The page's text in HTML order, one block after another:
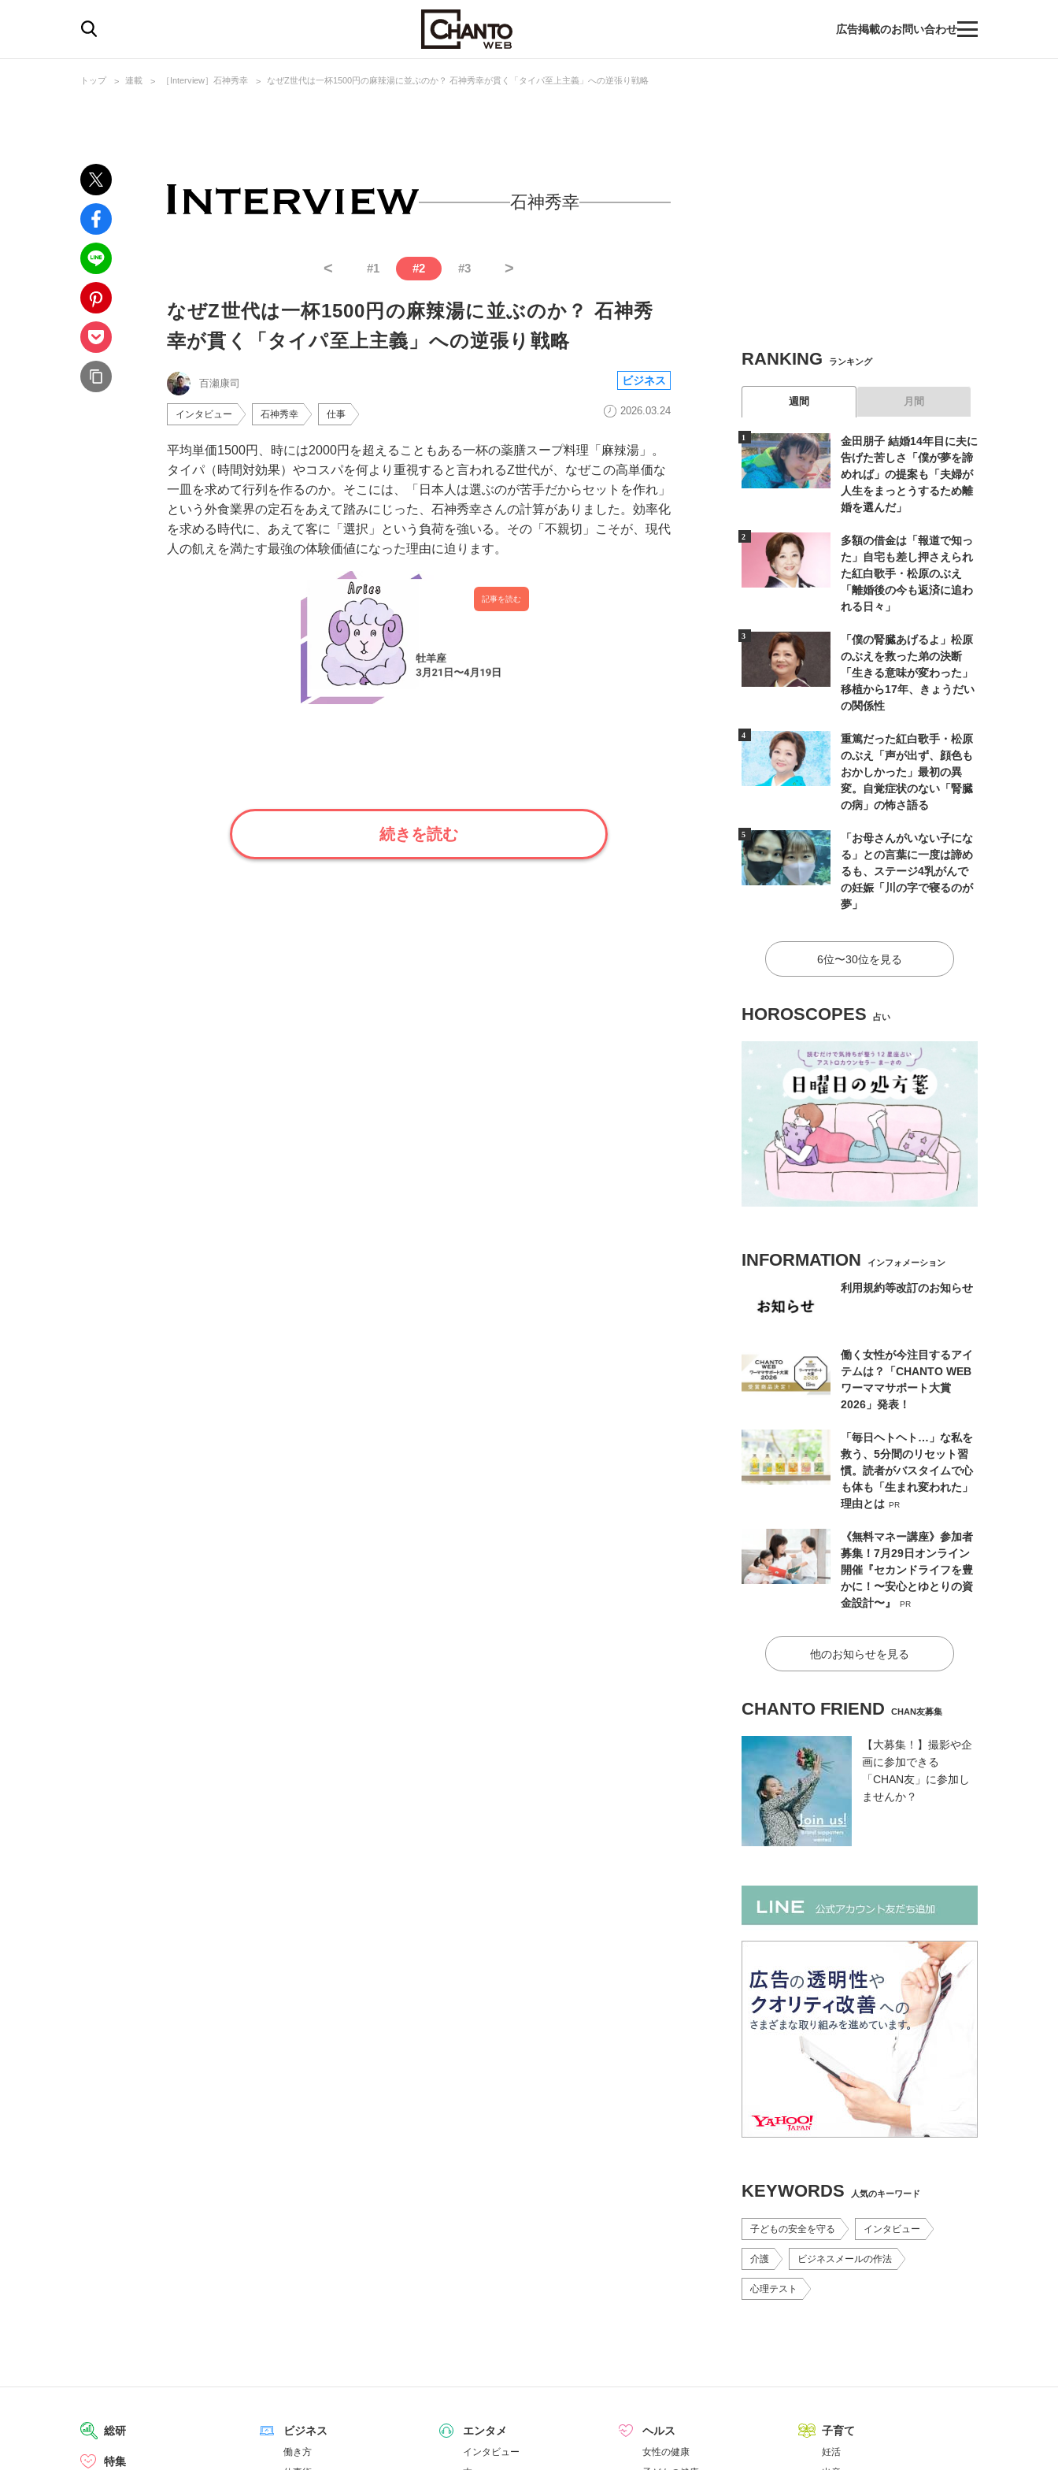
広告掲載のお問い合わせ
トップ 連載 ［Interview］石神秀幸 なぜZ世代は一杯1500円の麻辣湯に並ぶのか？ 石神秀幸が貫く「タイパ至上主義」への逆張り戦略
石神秀幸
< #1 #2 #3 >
なぜZ世代は一杯1500円の麻辣湯に並ぶのか？ 石神秀
幸が貫く「タイパ至上主義」への逆張り戦略
百瀬康司 ビジネス
インタビュー 石神秀幸 仕事 2026.03.24
平均単価1500円、時には2000円を超えることもある一杯の薬膳スープ料理「麻辣湯」。
タイパ（時間対効果）やコスパを何より重視すると言われるZ世代が、なぜこの高単価な
一皿を求めて行列を作るのか。そこには、「日本人は選ぶのが苦手だからセットを作れ」
という外食業界の定石をあえて踏みにじった、石神秀幸さんの計算がありました。効率化
を求める時代に、あえて客に「選択」という負荷を強いる。その「不親切」こそが、現代
人の飢えを満たす最強の体験価値になった理由に迫ります。
記事を読む
続きを読む
RANKING ランキング
週間 月間
金田朋子 結婚14年目に夫に
告げた苦しさ「僕が夢を諦
めれば」の提案も「夫婦が
人生をまっとうするため離
婚を選んだ」
多額の借金は「報道で知っ
た」自宅も差し押さえられ
た紅白歌手・松原のぶえ
「離婚後の今も返済に追わ
れる日々」
「僕の腎臓あげるよ」松原
のぶえを救った弟の決断
「生きる意味が変わった」
移植から17年、きょうだい
の関係性
重篤だった紅白歌手・松原
のぶえ「声が出ず、顔色も
おかしかった」最初の異
変。自覚症状のない「腎臓
の病」の怖さ語る
「お母さんがいない子にな
る」との言葉に一度は諦め
るも、ステージ4乳がんで
の妊娠「川の字で寝るのが
夢」
6位〜30位を見る
HOROSCOPES 占い
INFORMATION インフォメーション
利用規約等改訂のお知らせ
働く女性が今注目するアイ
テムは？「CHANTO WEB
ワーママサポート大賞
2026」発表！
「毎日ヘトヘト…」な私を
救う、5分間のリセット習
慣。読者がバスタイムで心
も体も「生まれ変われた」
理由とは PR
《無料マネー講座》参加者
募集！7月29日オンライン
開催『セカンドライフを豊
かに！〜安心とゆとりの資
金設計〜』
PR
他のお知らせを見る
CHANTO FRIEND CHAN友募集
【大募集！】撮影や企
画に参加できる
「CHAN友」に参加し
ませんか？
KEYWORDS 人気のキーワード
子どもの安全を守る インタビュー
介護 ビジネスメールの作法
心理テスト
総研
特集
ビジネス
働き方
エンタメ
インタビュー
ヘルス
女性の健康
子育て
妊活